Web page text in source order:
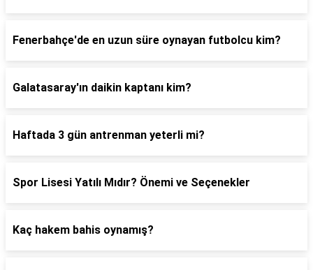
Fenerbahçe'de en uzun süre oynayan futbolcu kim?
Galatasaray'ın daikin kaptanı kim?
Haftada 3 gün antrenman yeterli mi?
Spor Lisesi Yatılı Mıdır? Önemi ve Seçenekler
Kaç hakem bahis oynamış?